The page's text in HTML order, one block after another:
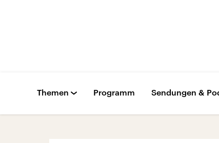
Themen Programm Sendungen &